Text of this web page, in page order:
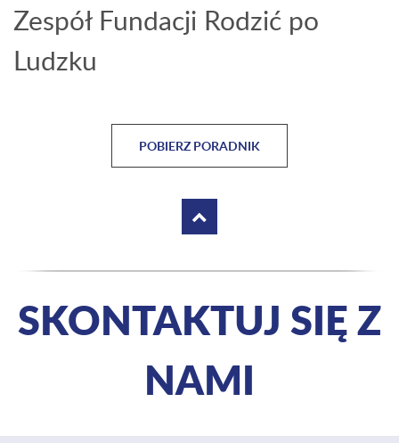
Zespół Fundacji Rodzić po
Ludzku
POBIERZ PORADNIK
SKONTAKTUJ SIĘ Z
NAMI